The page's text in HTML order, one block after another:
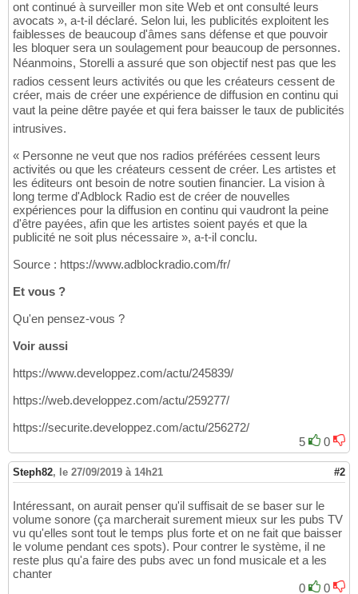
ont continué à surveiller mon site Web et ont consulté leurs
avocats », a-t-il déclaré. Selon lui, les publicités exploitent les
faiblesses de beaucoup d'âmes sans défense et que pouvoir
les bloquer sera un soulagement pour beaucoup de personnes.
Néanmoins, Storelli a assuré que son objectif nest pas que les
radios cessent leurs activités ou que les créateurs cessent de
créer, mais de créer une expérience de diffusion en continu qui
vaut la peine dêtre payée et qui fera baisser le taux de publicités
intrusives.
« Personne ne veut que nos radios préférées cessent leurs
activités ou que les créateurs cessent de créer. Les artistes et
les éditeurs ont besoin de notre soutien financier. La vision à
long terme d'Adblock Radio est de créer de nouvelles
expériences pour la diffusion en continu qui vaudront la peine
d'être payées, afin que les artistes soient payés et que la
publicité ne soit plus nécessaire », a-t-il conclu.
Source : https://www.adblockradio.com/fr/
Et vous ?
Qu'en pensez-vous ?
Voir aussi
https://www.developpez.com/actu/245839/
https://web.developpez.com/actu/259277/
https://securite.developpez.com/actu/256272/
5
0
Steph82, le 27/09/2019 à 14h21 #2
Intéressant, on aurait penser qu'il suffisait de se baser sur le
volume sonore (ça marcherait surement mieux sur les pubs TV
vu qu'elles sont tout le temps plus forte et on ne fait que baisser
le volume pendant ces spots). Pour contrer le système, il ne
reste plus qu'a faire des pubs avec un fond musicale et a les
chanter
0
0